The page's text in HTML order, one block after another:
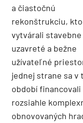
a čiastočnú
rekonštrukciu,
vytvárali stavebne
uzavreté a bežne
užívateľné
jednej strane sa v
období financovali
rozsiahle
obnovovaných